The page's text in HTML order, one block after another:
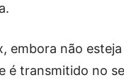
embora não
é transmitido no